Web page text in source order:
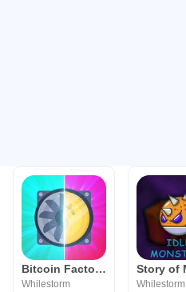
Bitcoin Factory Idle Miner BTC
Whilestorm Whilestorm